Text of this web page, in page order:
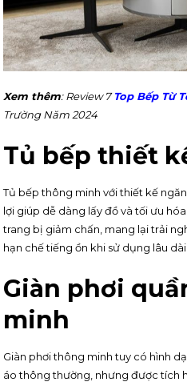
Xem thêm: Review 7Top Bếp Từ
Trường Năm 2024
Tủ bếp thiết
Tủ bếp thông minh với thiết kế
lợi giúp dễ dàng lấy đồ và tối ưu
trang bị giảm chấn, mang lại trải
hạn chế tiếng ồn khi sử dụng lâu dài.
Giàn phơi
minh
Giàn phơi thông minh tuy có hình
áo thông thường, nhưng được tích